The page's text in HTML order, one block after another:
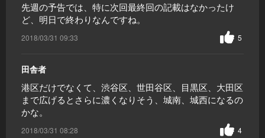
先週の予告では、特に次回最終回の記載はなかったけ
ど、明日で終わりなんですね。
2018/03/31 09:33 5
田舎者
港区だけでなくて、渋谷区、世田谷区、目黒区、大田区
まで広げるとさらに濃くなりそう、城南、城西になるの
かな。
2018/03/31 08:28 4